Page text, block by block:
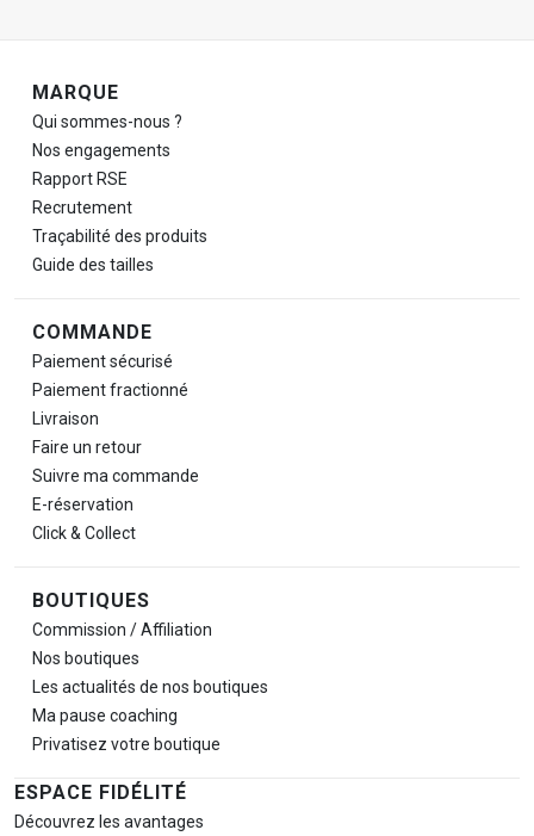
Navigation de pied de page
MARQUE
Qui sommes-nous ?
Nos engagements
Rapport RSE
Recrutement
Traçabilité des produits
Guide des tailles
COMMANDE
Paiement sécurisé
Paiement fractionné
Livraison
Faire un retour
Suivre ma commande
E-réservation
Click & Collect
BOUTIQUES
Commission / Affiliation
Nos boutiques
Les actualités de nos boutiques
Ma pause coaching
Privatisez votre boutique
ESPACE FIDÉLITÉ
Découvrez les avantages